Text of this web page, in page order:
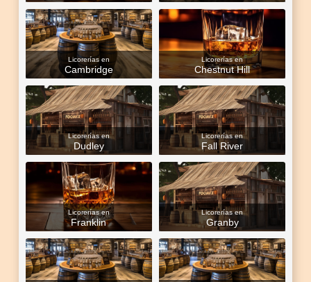
Licorerías en
Cambridge
Licorerías en
Chestnut Hill
Licorerías en
Dudley
Licorerías en
Fall River
Licorerías en
Franklin
Licorerías en
Granby